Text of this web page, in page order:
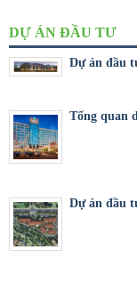
DỰ ÁN ĐẦU TƯ
Dự án đầu
Tổng quan
Dự án đầu